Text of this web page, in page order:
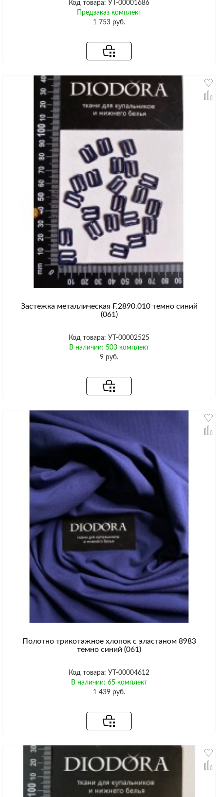
Код товара: УТ-00001686
Предзаказ комплект
1 753 руб.
Застежка металлическая F.2890.010 темно синий
(061)
Код товара: УТ-00002525
В наличии: 503 комплект
9 руб.
Полотно трикотажное хлопок с эластаном 8983
темно синий (061)
Код товара: УТ-00004612
В наличии: 65 комплект
1 439 руб.